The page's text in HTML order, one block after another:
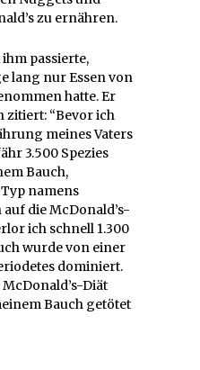
zu ernähren.
passierte,
lang nur Essen von
hatte. Er
zitiert: “Bevor ich
meines Vaters
3.500 Spezies
Bauch,
namens
die McDonald’s-
ich schnell 1.300
wurde von einer
dominiert.
McDonald’s-Diät
Bauch getötet